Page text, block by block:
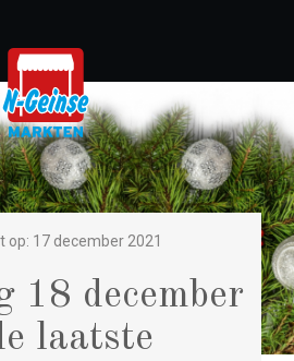
op: 17 december 2021
18 december
laatste